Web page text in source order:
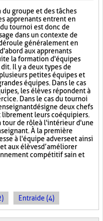
groupe et des tâches
apprenants entrent en
tournoi est donc de
dans un contexte de
généralement en
aux apprenants
la formation d'équipes
Il y a deux types de
petites équipes et
équipes. Dans le cas
les élèves répondent à
Dans le cas du tournoi
désigne deux chefs
librement leurs coéquipiers.
tour de rôle à l'intérieur d'une
À la première
à l'équipe adverse et ainsi
aux élèves d’améliorer
compétitif sain et
Entraide (4)